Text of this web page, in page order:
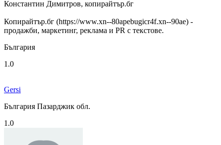
Константин Димитров, копирайтър.бг
Копирайтър.бг (https://www.xn--80apebugicr4f.xn--90ae) -
продажби, маркетинг, реклама и PR с текстове.
България
1.0
Gersi
България Пазарджик обл.
1.0